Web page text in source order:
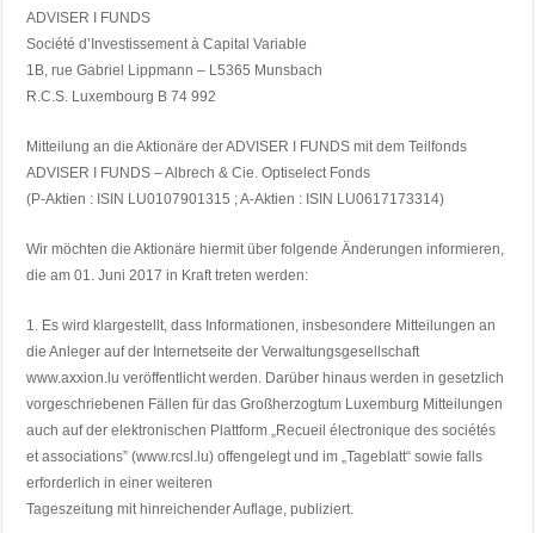
ADVISER I FUNDS
Société d’Investissement à Capital Variable
1B, rue Gabriel Lippmann – L5365 Munsbach
R.C.S. Luxembourg B 74 992
Mitteilung an die Aktionäre der ADVISER I FUNDS mit dem Teilfonds
ADVISER I FUNDS – Albrech & Cie. Optiselect Fonds
(P-Aktien : ISIN LU0107901315 ; A-Aktien : ISIN LU0617173314)
Wir möchten die Aktionäre hiermit über folgende Änderungen informieren,
die am 01. Juni 2017 in Kraft treten werden:
1. Es wird klargestellt, dass Informationen, insbesondere Mitteilungen an
die Anleger auf der Internetseite der Verwaltungsgesellschaft
www.axxion.lu veröffentlicht werden. Darüber hinaus werden in gesetzlich
vorgeschriebenen Fällen für das Großherzogtum Luxemburg Mitteilungen
auch auf der elektronischen Plattform „Recueil électronique des sociétés
et associations” (www.rcsl.lu) offengelegt und im „Tageblatt“ sowie falls
erforderlich in einer weiteren
Tageszeitung mit hinreichender Auflage, publiziert.